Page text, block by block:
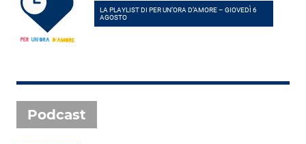
LA PLAYLIST DI PER UN’ORA D’AMORE – GIOVEDÌ 6
AGOSTO
Podcast